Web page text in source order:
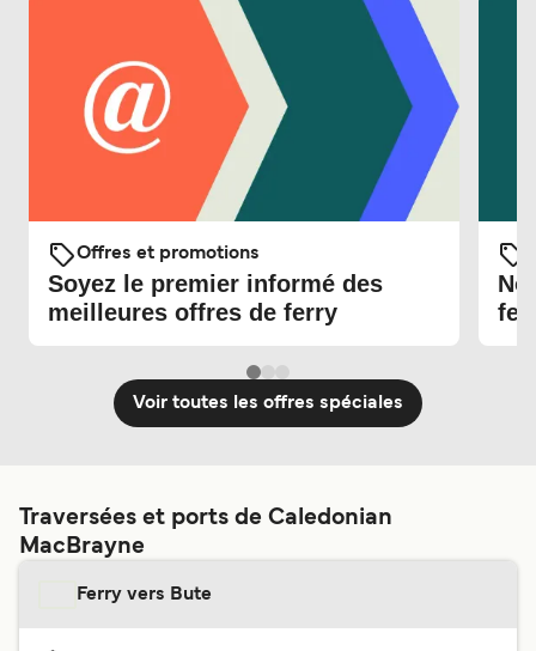
Offres et promotions
Soyez le premier informé des
meilleures offres de ferry
Voir toutes les offres spéciales
Traversées et ports de Caledonian
MacBrayne
Ferry vers Bute